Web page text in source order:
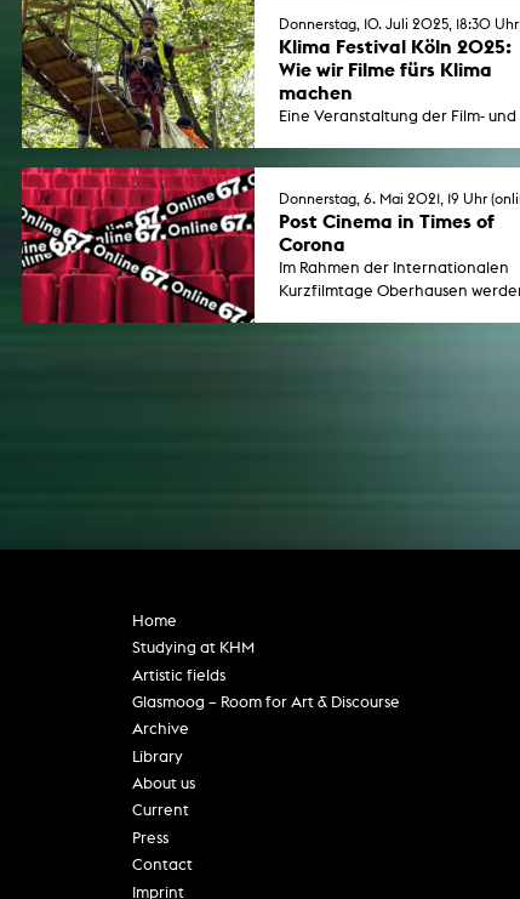
Donnerstag, 10. Juli 2025, 18:30 Uhr
Klima Festival Köln 2025:
Wie wir Filme fürs Klima
machen
Eine Veranstaltung der Film- und
Rahmen des Kölner Klima
2025.
Donnerstag, 6. Mai 2021, 19 Uhr
Post Cinema in Times of
Corona
Im Rahmen der Internationalen
Kurzfilmtage Oberhausen
Home
Studying at KHM
Artistic fields
Glasmoog – Room for Art & Discourse
Archive
Library
About us
Current
Press
Contact
Imprint